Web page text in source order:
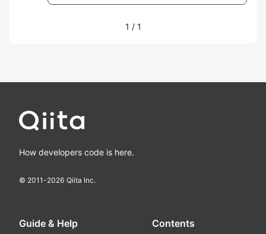
1 / 1
How developers code is here.
© 2011-2026 Qiita Inc.
Guide & Help Contents